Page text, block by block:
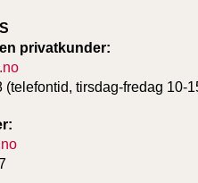
privatkunder:
(telefontid, tirsdag-fredag 10-